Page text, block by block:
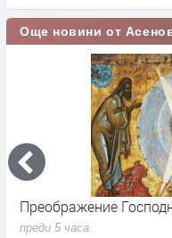
Още новини от
Голяма